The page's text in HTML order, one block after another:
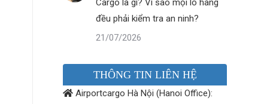
Cargo là gì? Vì sao mọi lô hàng
đều phải kiểm tra an ninh?
21/07/2026
THÔNG TIN LIÊN HỆ
Airportcargo Hà Nội (Hanoi Office):